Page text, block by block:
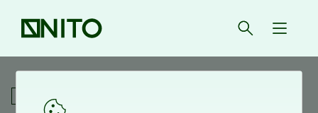
Forsiden Åpne søk
{
Fagnettverk